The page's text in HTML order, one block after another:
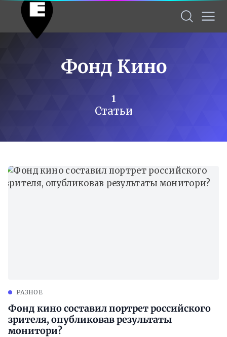
Фонд Кино
1
Статьи
РАЗНОЕ
Фонд кино составил портрет российского
зрителя, опубликовав результаты
монитори?